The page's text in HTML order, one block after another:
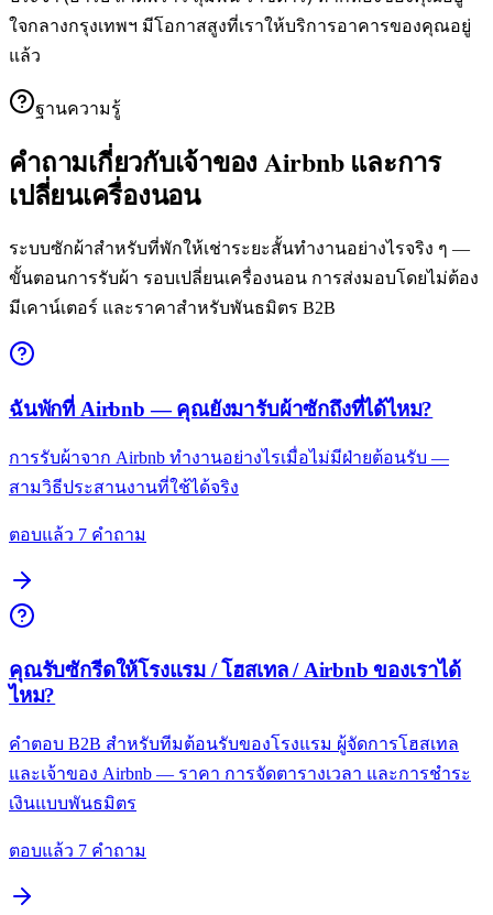
ใจกลางกรุงเทพฯ มีโอกาสสูงที่เราให้บริการอาคารของคุณอยู่
แล้ว
ฐานความรู้
คำถามเกี่ยวกับเจ้าของ Airbnb และการ
เปลี่ยนเครื่องนอน
ระบบซักผ้าสำหรับที่พักให้เช่าระยะสั้นทำงานอย่างไรจริง ๆ —
ขั้นตอนการรับผ้า รอบเปลี่ยนเครื่องนอน การส่งมอบโดยไม่ต้อง
มีเคาน์เตอร์ และราคาสำหรับพันธมิตร B2B
ฉันพักที่ Airbnb — คุณยังมารับผ้าซักถึงที่ได้ไหม?
การรับผ้าจาก Airbnb ทำงานอย่างไรเมื่อไม่มีฝ่ายต้อนรับ —
สามวิธีประสานงานที่ใช้ได้จริง
ตอบแล้ว 7 คำถาม
คุณรับซักรีดให้โรงแรม / โฮสเทล / Airbnb ของเราได้
ไหม?
คำตอบ B2B สำหรับทีมต้อนรับของโรงแรม ผู้จัดการโฮสเทล
และเจ้าของ Airbnb — ราคา การจัดตารางเวลา และการชำระ
เงินแบบพันธมิตร
ตอบแล้ว 7 คำถาม